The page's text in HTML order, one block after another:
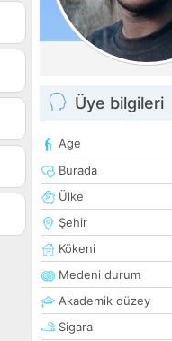
Üye bilgileri
Age
Burada
Ülke
Şehir
Kökeni
Medeni durum
Akademik düzey
Sigara